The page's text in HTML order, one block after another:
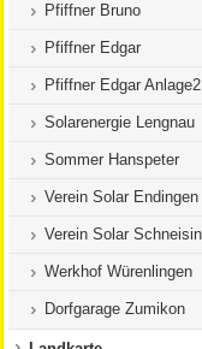
Pfiffner Bruno
Pfiffner Edgar
Pfiffner Edgar Anlage2
Solarenergie Lengnau
Sommer Hanspeter
Verein Solar Endingen
Verein Solar
Werkhof Würenlingen
Dorfgarage Zumikon